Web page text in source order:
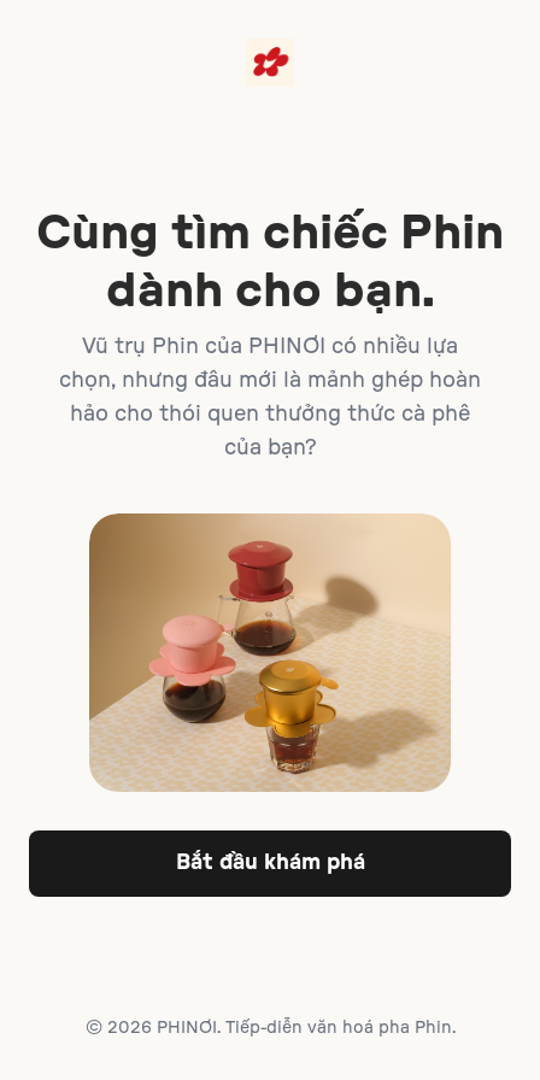
Cùng tìm chiếc Phin
dành cho bạn.
Vũ trụ Phin của PHINƠI có nhiều lựa
chọn, nhưng đâu mới là mảnh ghép hoàn
hảo cho thói quen thưởng thức cà phê
của bạn?
Bắt đầu khám phá
© 2026 PHINƠI. Tiếp-diễn văn hoá pha Phin.